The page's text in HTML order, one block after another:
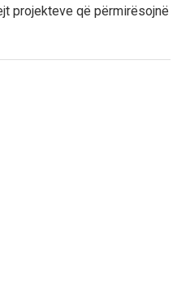
projekteve që përmirësojnë